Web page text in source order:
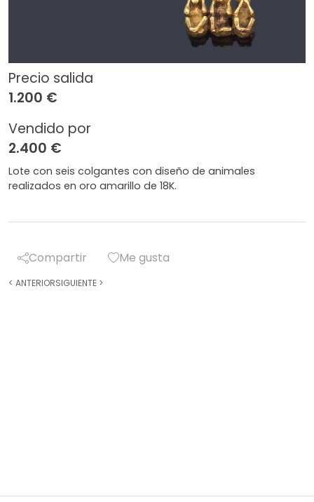
Precio salida
1.200 €
Vendido por
2.400 €
Lote con seis colgantes con diseño de animales
realizados en oro amarillo de 18K.
Compartir Me gusta
< ANTERIORSIGUIENTE >